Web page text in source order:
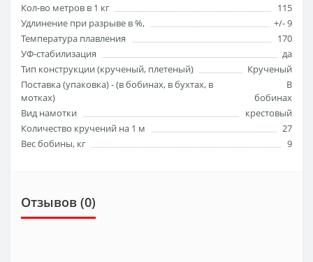
Кол-во метров в 1 кг
115
Удлинение при разрыве в %,
+/- 9
Температура плавления
170
УФ-стабилизация
да
Тип конструкции (кручeный, плетеный)
Крученый
Поставка (упаковка) - (в бобинах, в бухтах, в
мотках)
В
бобинах
Вид намотки
крестовый
Количество кручений на 1 м
27
Вес бобины, кг
9
Отзывов (0)